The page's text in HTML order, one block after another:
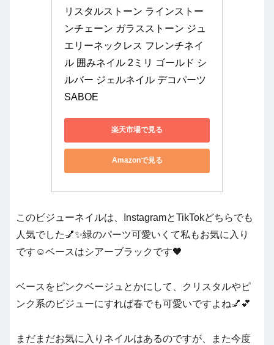
リスタルストーン ラインストー
ンチェーン ガラスストーン ジュ
エリーネックレス フレンチネイ
ル 囲みネイル 2ミリ ゴールド シ
ルバー ジェルネイル デコパーツ
SABOE
楽天市場で見る
Amazonで見る
このビジューネイルは、InstagramとTikTokどちらでも
人気でした💅✨緑のパーツ可愛いくて私もお気に入り
です☺️ベースはシアーブラックです🖤
ベースをピンクベージュとかにして、クリスタルやピ
ンク系のビジューにすれば春でも可愛いですよね💅💕
まだまだお気に入りネイルはあるのですが、また今度